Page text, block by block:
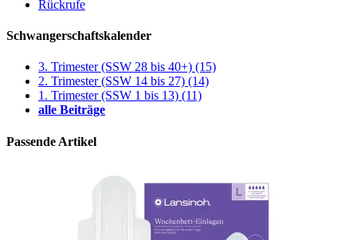
Rückrufe
Schwangerschaftskalender
3. Trimester (SSW 28 bis 40+) (15)
2. Trimester (SSW 14 bis 27) (14)
1. Trimester (SSW 1 bis 13) (11)
alle Beiträge
Passende Artikel